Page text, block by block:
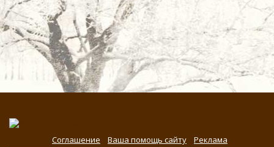
Соглашение Ваша помощь сайту Реклама